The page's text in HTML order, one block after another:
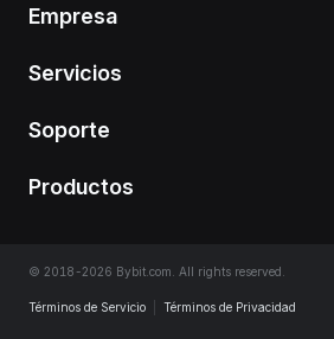
Empresa
Servicios
Soporte
Productos
© 2018-2026 Bybit.com. All rights reserved.
Términos de Servicio Términos de Privacidad